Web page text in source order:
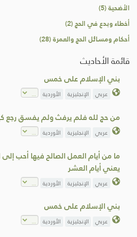
الأضحية (5)
أخطاء وبدع في الحج (2)
أحكام ومسائل الحج والعمرة (28)
قائمة الأحاديث
بني الإسلام على خمس
عربي الإنجليزية الأوردية
من حج لله فلم يرفث ولم يفسق رجع
عربي الإنجليزية الأوردية
ما من أيام العمل الصالح فيها أحب
يعني أيام العشر
عربي الإنجليزية الأوردية
بني الإسلام على خمس
عربي الإنجليزية الأوردية